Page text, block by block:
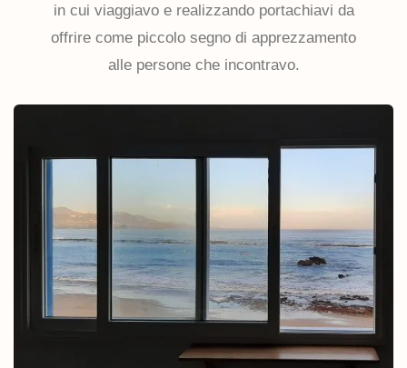
in cui viaggiavo e realizzando portachiavi da
offrire come piccolo segno di apprezzamento
alle persone che incontravo.